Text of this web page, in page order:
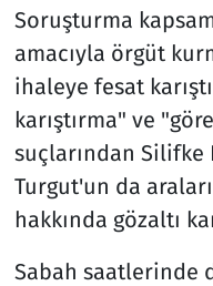
Soruşturma
amacıyla örgüt
ihaleye fesat
karıştırma" ve
suçlarından Silifke
Turgut'un da
hakkında gözaltı
Sabah saatlerinde